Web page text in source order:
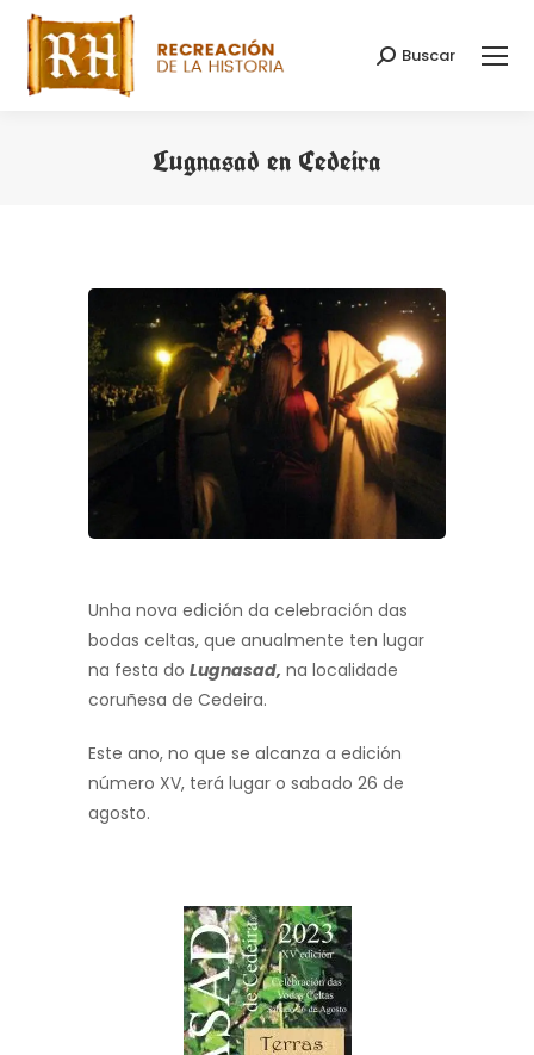
Search:
Buscar
Lugnasad en Cedeira
Unha nova edición da celebración das
bodas celtas, que anualmente ten lugar
na festa do Lugnasad, na localidade
coruñesa de Cedeira.
Este ano, no que se alcanza a edición
número XV, terá lugar o sabado 26 de
agosto.